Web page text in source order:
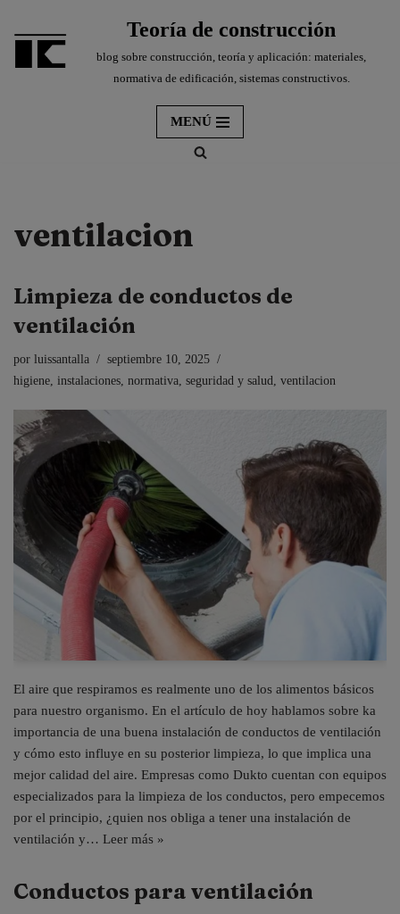
al
Teoría de construcción
blog sobre construcción, teoría y aplicación: materiales,
normativa de edificación, sistemas constructivos.
MENÚ
ventilacion
Limpieza de conductos de
ventilación
por luissantalla
septiembre 10, 2025
higiene, instalaciones, normativa, seguridad y salud, ventilacion
El aire que respiramos es realmente uno de los alimentos básicos
para nuestro organismo. En el artículo de hoy hablamos sobre ka
importancia de una buena instalación de conductos de ventilación
y cómo esto influye en su posterior limpieza, lo que implica una
mejor calidad del aire. Empresas como Dukto cuentan con equipos
especializados para la limpieza de los conductos, pero empecemos
por el principio, ¿quien nos obliga a tener una instalación de
ventilación y… Leer más »
Conductos para ventilación